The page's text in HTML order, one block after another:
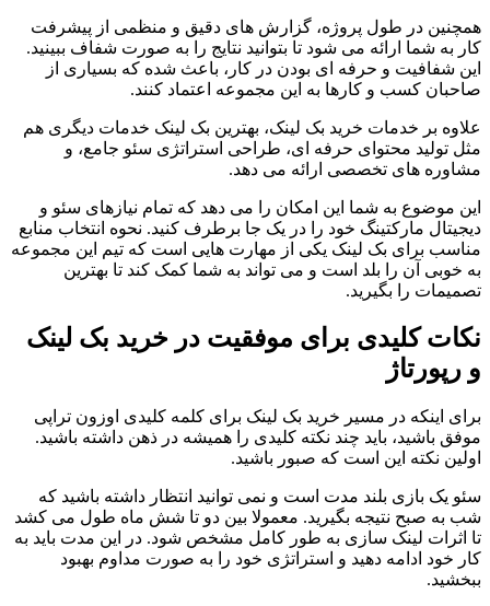
همچنین در طول پروژه، گزارش های دقیق و منظمی از پیشرفت
کار به شما ارائه می شود تا بتوانید نتایج را به صورت شفاف ببینید.
این شفافیت و حرفه ای بودن در کار، باعث شده که بسیاری از
صاحبان کسب و کارها به این مجموعه اعتماد کنند.
علاوه بر خدمات خرید بک لینک، بهترین بک لینک خدمات دیگری هم
مثل تولید محتوای حرفه ای، طراحی استراتژی سئو جامع، و
مشاوره های تخصصی ارائه می دهد.
این موضوع به شما این امکان را می دهد که تمام نیازهای سئو و
دیجیتال مارکتینگ خود را در یک جا برطرف کنید. نحوه انتخاب منابع
مناسب برای بک لینک یکی از مهارت هایی است که تیم این مجموعه
به خوبی آن را بلد است و می تواند به شما کمک کند تا بهترین
تصمیمات را بگیرید.
نکات کلیدی برای موفقیت در خرید بک لینک
و رپورتاژ
برای اینکه در مسیر خرید بک لینک برای کلمه کلیدی اوزون تراپی
موفق باشید، باید چند نکته کلیدی را همیشه در ذهن داشته باشید.
اولین نکته این است که صبور باشید.
سئو یک بازی بلند مدت است و نمی توانید انتظار داشته باشید که
شب به صبح نتیجه بگیرید. معمولا بین دو تا شش ماه طول می کشد
تا اثرات لینک سازی به طور کامل مشخص شود. در این مدت باید به
کار خود ادامه دهید و استراتژی خود را به صورت مداوم بهبود
ببخشید.